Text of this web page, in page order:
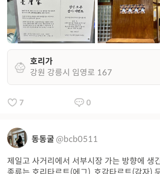
호리가
강원 강릉시 임영로 167
7 0
동동굴 @bcb0511
제일고 사거리에서 서부시장 가는 방향에 생